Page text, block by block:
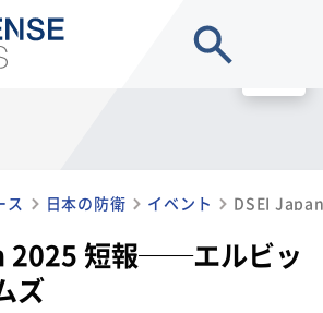
ス 日本の防衛 イベント DSEI
2025 短報──エルビッ
ズ